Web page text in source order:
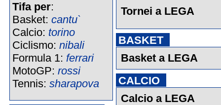
Tifa per:
Basket: cantu`
Calcio: torino
Ciclismo: nibali
Formula 1: ferrari
MotoGP: rossi
Tennis: sharapova
Tornei a LEGA
BASKET
Basket a LEGA
CALCIO
Calcio a LEGA